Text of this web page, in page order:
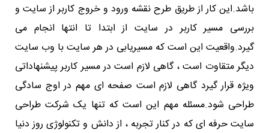
باشد.این کار از طریق طرح نقشه ورود و خروج کاربر از سایت و
بررسی مسیر کاربر در سایت از ابتدا تا انتها انجام می
گیرد.واقعیت این است که مسیریابی در هر سایت با وب سایت
دیگر متقاوت است ، گاهی لازم است در مسیر کاربر پیشنهاداتی
ویژه قرار گیرد گاهی لازم است صفحه ای مهم در اوج سادگی
طراحی شود.مسئله مهم این است که تنها یک شرکت طراحی
سایت حرفه ای که در کنار تجربه ، از دانش و تکنولوژی روز دنیا